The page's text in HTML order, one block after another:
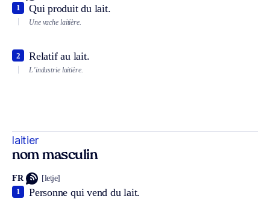
Qui produit du lait.
1
Une vache laitière.
Relatif au lait.
2
L’industrie laitière.
laitier
nom masculin
FR [letje]
Personne qui vend du lait.
1